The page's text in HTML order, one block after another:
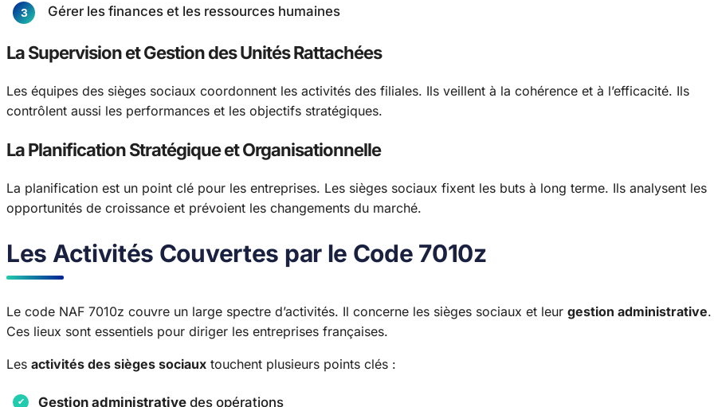
Gérer les finances et les ressources humaines
La Supervision et Gestion des Unités Rattachées
Les équipes des sièges sociaux coordonnent les activités des filiales. Ils veillent à la cohérence et à l’efficacité. Ils
contrôlent aussi les performances et les objectifs stratégiques.
La Planification Stratégique et Organisationnelle
La planification est un point clé pour les entreprises. Les sièges sociaux fixent les buts à long terme. Ils analysent les
opportunités de croissance et prévoient les changements du marché.
Les Activités Couvertes par le Code 7010z
Le code NAF 7010z couvre un large spectre d’activités. Il concerne les sièges sociaux et leur gestion administrative.
Ces lieux sont essentiels pour diriger les entreprises françaises.
Les activités des sièges sociaux touchent plusieurs points clés :
Gestion administrative des opérations